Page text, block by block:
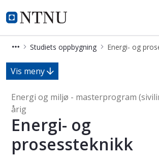
NTNU Hjemmeside
Energi og miljø -
Studiets oppbygning
Energi- og
Vis meny
Energi og miljø - masterprogram
årig
Energi- og
prosessteknikk